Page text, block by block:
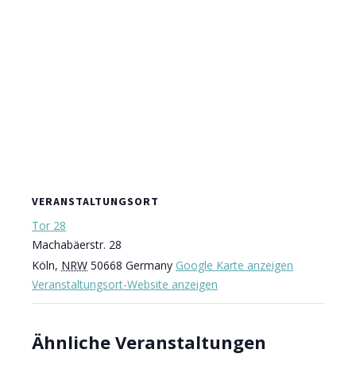
VERANSTALTUNGSORT
Tor 28
Machabäerstr. 28
Köln, NRW 50668 Germany Google Karte anzeigen
Veranstaltungsort-Website anzeigen
Ähnliche Veranstaltungen